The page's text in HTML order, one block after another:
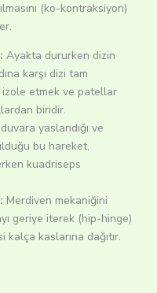
(ko-kontraksiyon)
Ayakta dururken dizin
karşı dizi tam
izole etmek ve patellar
biridir.
duvara yaslandığı ve
bu hareket,
kuadriseps
Merdiven mekaniğini
geriye iterek (hip-hinge)
kaslarına dağıtır.